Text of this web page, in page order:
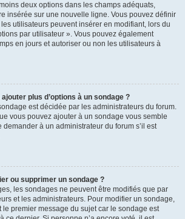
deux options dans les champs adéquats,
insérée sur une nouvelle ligne. Vous pouvez définir
les utilisateurs peuvent insérer en modifiant, lors du
par utilisateur ». Vous pouvez également
en jours et autoriser ou non les utilisateurs à
plus d’options à un sondage ?
est décidée par les administrateurs du forum.
vous pouvez ajouter à un sondage vous semble
demander à un administrateur du forum s’il est
ou supprimer un sondage ?
les sondages ne peuvent être modifiés que par
et les administrateurs. Pour modifier un sondage,
le premier message du sujet car le sondage est